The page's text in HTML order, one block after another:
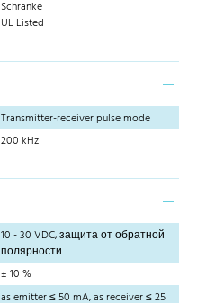
Schranke
UL Listed
Transmitter-receiver pulse mode
200 kHz
10 - 30 VDC, защита от обратной
полярности
± 10 %
as emitter ≤ 50 mA, as receiver ≤ 25